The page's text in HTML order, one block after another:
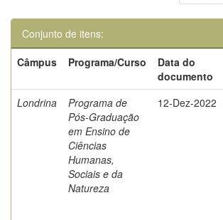
Conjunto de itens:
Câmpus
Programa/Curso
Data do
documento
Londrina
Programa de
Pós-Graduação
em Ensino de
Ciências
Humanas,
Sociais e da
Natureza
12-Dez-2022